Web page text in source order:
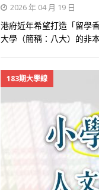
2026 年 04 月 19 日
港府近年希望打造「留學
大學（簡稱：八大）的非
183期大學線